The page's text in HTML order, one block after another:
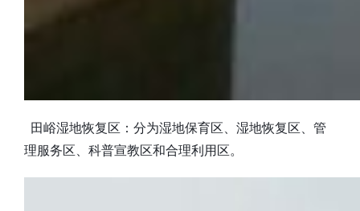
田峪湿地恢复区：分为湿地保育区、湿地恢复区、管
理服务区、科普宣教区和合理利用区。